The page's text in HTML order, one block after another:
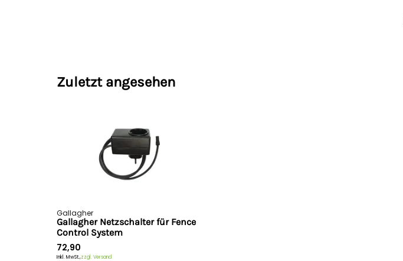
Zuletzt angesehen
Gallagher
Gallagher Netzschalter für Fence
Control System
72,90
Inkl. MwSt.,zzgl. Versand